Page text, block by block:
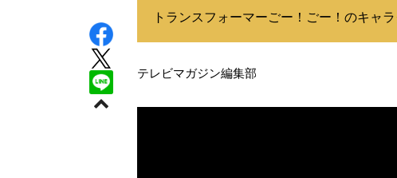
トランスフォーマーごー！ごー！のキャ
テレビマガジン編集部